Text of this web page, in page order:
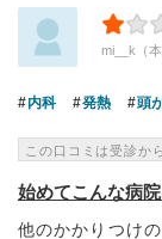
mi__k（
内科 発熱 頭
この口コミは受診か
始めてこんな病院
他のかかりつけ